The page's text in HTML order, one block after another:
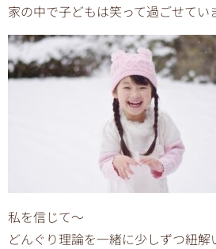
家の中で子どもは笑って過ごせてい
私を信じて〜
どんぐり理論を一緒に少しずつ紐解